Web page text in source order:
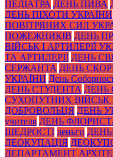
ПЕДІАТРА ДЕНЬ ПИВА
ДЕНЬ ПІХОТИ УКРАЇНИ
ПОВІТРЯНИХ СИЛ
ПОЖЕЖНИКІВ ДЕНЬ
ВІЙСЬК І АРТИЛЕРІЇ
ТА АРТИЛЕРІЇ ДЕНЬ
СЕРЖАНТА ДЕНЬ
УКРАЇНИ День
ДЕНЬ СТУДЕНТА ДЕНЬ
СУХОПУТНИХ ВІЙСЬК
ДОБРОВОЛЬЦЯ ДЕНЬ
учителя ДЕНЬ
ЩЕДРОСТІ деньги
ДЕОКУПАЦІЯ
ДЕПАРТАМЕНТ